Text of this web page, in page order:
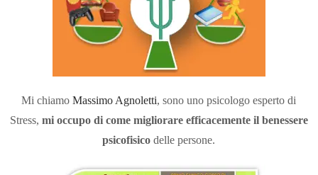
Mi chiamoMassimo Agnoletti, sono uno psicologo esperto di
Stress, mi occupo di come migliorare efficacemente il benessere
psicofisico delle persone.